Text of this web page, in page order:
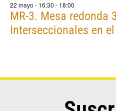
22 mayo - 16:30 - 18:00
MR-3. Mesa redonda
Interseccionales en